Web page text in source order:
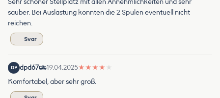
sauber. Bei Auslastung könnten die 2 Spülen eventuell nicht
reichen.
Svar
DP dpd67 19.04.2025★ ★ ★ ★ ★
Komfortabel, aber sehr groß.